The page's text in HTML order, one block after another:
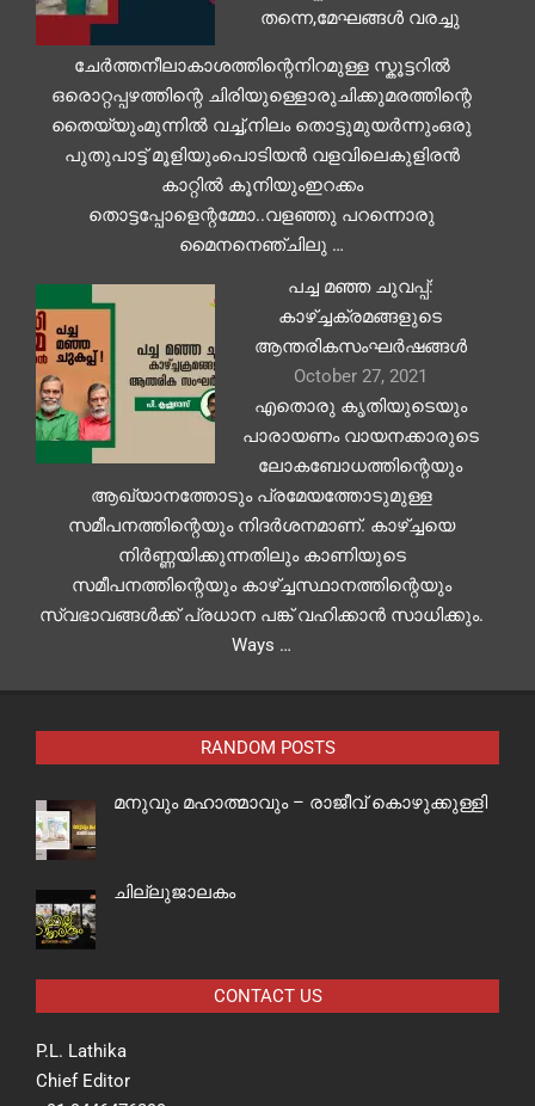
തന്നെ,മേഘങ്ങൾ വരച്ചു
ചേർത്തനീലാകാശത്തിന്റെനിറമുള്ള സ്കൂട്ടറിൽ
ഒരൊറ്റപ്പഴത്തിന്റെ ചിരിയുള്ളൊരുചിക്കുമരത്തിന്റെ
തൈയ്യുംമുന്നിൽ വച്ച്,നിലം തൊട്ടുമുയർന്നുംഒരു
പുതുപാട്ട് മൂളിയുംപൊടിയൻ വളവിലെകുളിരൻ
കാറ്റിൽ കൂനിയുംഇറക്കം
തൊട്ടപ്പോളെന്റമ്മോ..വളഞ്ഞു പറന്നൊരു
മൈനനെഞ്ചിലു …
പച്ച മഞ്ഞ ചുവപ്പ്:
കാഴ്ച്ചക്രമങ്ങളുടെ
ആന്തരികസംഘര്‍ഷങ്ങള്‍
October 27, 2021
എതൊരു കൃതിയുടെയും
പാരായണം വായനക്കാരുടെ
ലോകബോധത്തിന്റെയും
ആഖ്യാനത്തോടും പ്രമേയത്തോടുമുള്ള
സമീപനത്തിന്റെയും നിദര്‍ശനമാണ്. കാഴ്ച്ചയെ
നിര്‍ണ്ണയിക്കുന്നതിലും കാണിയുടെ
സമീപനത്തിന്റെയും കാഴ്ച്ചസ്ഥാനത്തിന്റെയും
സ്വഭാവങ്ങള്‍ക്ക് പ്രധാന പങ്ക് വഹിക്കാന്‍ സാധിക്കും.
Ways …
RANDOM POSTS
മനുവും മഹാത്മാവും – രാജീവ് കൊഴുക്കുള്ളി
ചില്ലുജാലകം
CONTACT US
P.L. Lathika
Chief Editor